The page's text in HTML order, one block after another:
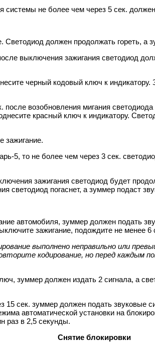
системы не более чем через 5 сек.
должен продолжать гореть, а
выключения зажигания светодиод
черный кодовый ключ к
возобновления мигания
красный ключ к индикатору.
зажигание.
то не более чем через 3 сек.
зажигания светодиод будет
светодиод погаснет, а зуммер подаст
автомобиля, зуммер должен подать
зажигание, подождите не менее
выполнено неправильно или
кодирование, но перед каждым
зуммер должен издать 2 сигнала, а
15 сек. зуммер должен подать
автоматической установки на
раз в 2,5 секунды.
Снятие блокировки